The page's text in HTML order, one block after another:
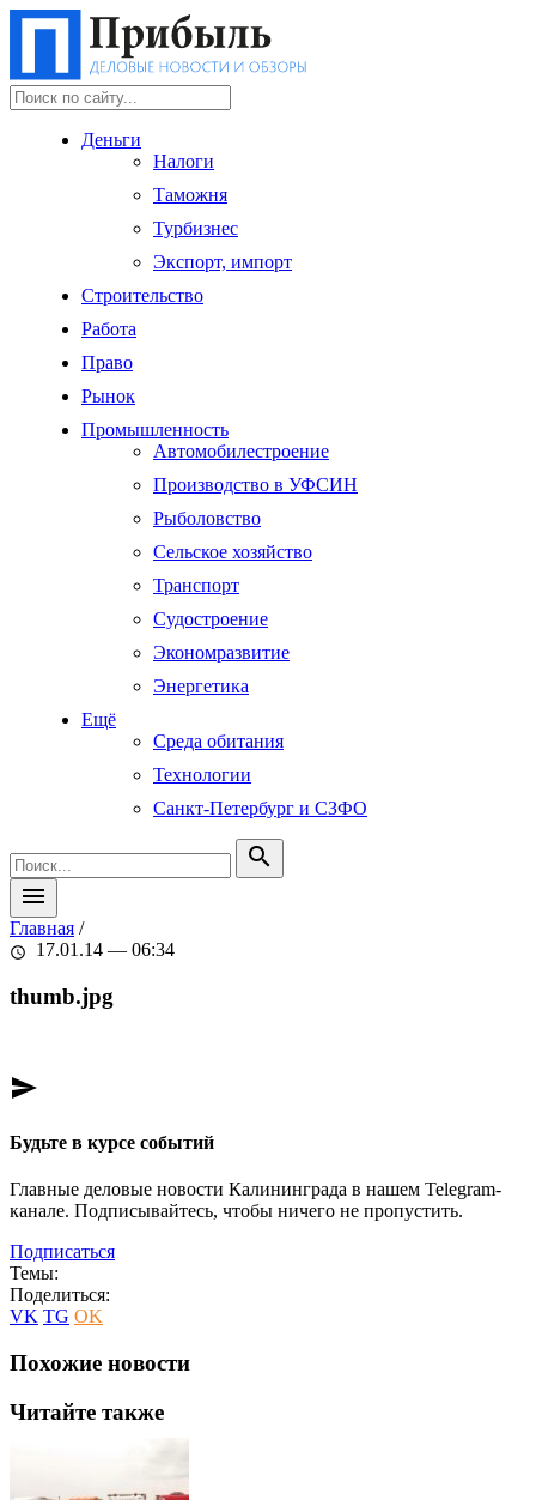
Деньги
Налоги
Таможня
Турбизнес
Экспорт, импорт
Строительство
Работа
Право
Рынок
Промышленность
Автомобилестроение
Производство в УФСИН
Рыболовство
Сельское хозяйство
Транспорт
Судостроение
Экономразвитие
Энергетика
Ещё
Среда обитания
Технологии
Санкт-Петербург и СЗФО
search
menu
Главная /
schedule 17.01.14 — 06:34
thumb.jpg
send
Будьте в курсе событий
Главные деловые новости Калининграда в нашем Telegram-
канале. Подписывайтесь, чтобы ничего не пропустить.
Подписаться
Темы:
Поделиться:
VK TG OK
Похожие новости
Читайте также